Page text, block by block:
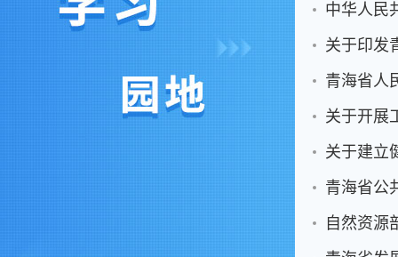
中华人民
关于印发
关于开展
关于建立
青海省公
自然资源